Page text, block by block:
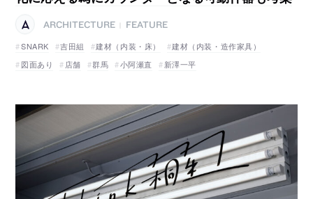
ARCHITECTURE
FEATURE
SNARK
吉田組 建材（内装・床）
建材（内装・造作家具）
図面あり
店舗 群馬 小阿瀬直 新澤一平